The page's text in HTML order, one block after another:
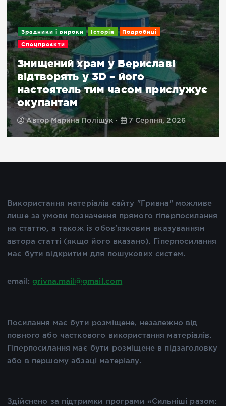
Зрадники і вироки Історія Подробиці
Спецпроєкти
Знищений храм у Бериславі
відтворять у 3D – його
настоятель тим часом прислужує
окупантам
Автор Марина Поліщук 7 Серпня, 2026
Використання матеріалів сайту "Гривна" можливе
лише за умови позначення прямого гіперпосилання
на статтю, а також із обов'язковим вказуванням
автора статті (якщо його вказано). Гіперпосилання
має бути відкритим для пошукових систем.
email: grivna.mail@gmail.com
Посилання має бути розміщене, незалежно від
повного або часткового використання матеріалів.
Гіперпосилання має бути розміщене в підзаголовку
або в першому абзаці матеріалу.
Здійснено за підтримки програми «Сильніші разом: